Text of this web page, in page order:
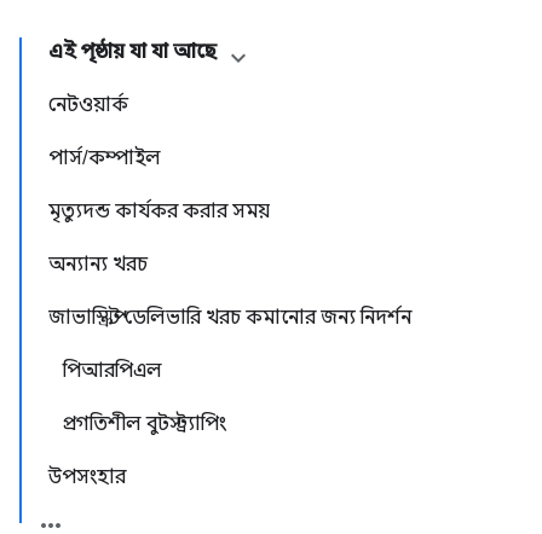
এই পৃষ্ঠায় যা যা আছে
নেটওয়ার্ক
পার্স/কম্পাইল
মৃত্যুদন্ড কার্যকর করার সময়
অন্যান্য খরচ
জাভাস্ক্রিপ্ট ডেলিভারি খরচ কমানোর জন্য নিদর্শন
পিআরপিএল
প্রগতিশীল বুটস্ট্র্যাপিং
উপসংহার